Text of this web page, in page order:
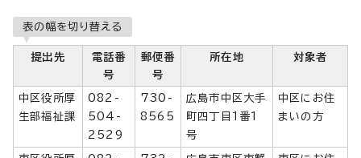
表の幅を切り替える
提出先
電話番
号
郵便番
号
所在地 対象者
中区役所厚
生部福祉課
082-
504-
2529
730-
8565
広島市中区大手
町四丁目1番1
号
中区にお住
まいの方